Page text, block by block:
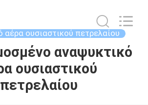
αέρα ουσιαστικού πετρελαίου
αναψυκτικό
ουσιαστικού
πετρελαίου